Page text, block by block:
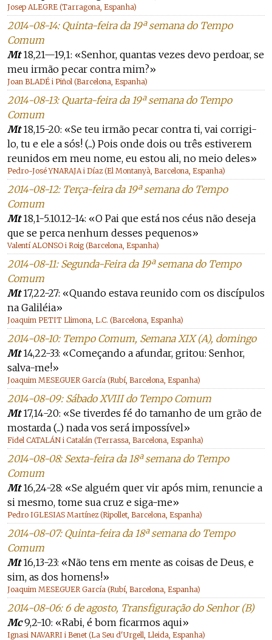
Josep ALEGRE (Tarragona, Espanha)
2014-08-14: Quinta-feira da 19ª semana do Tempo
Comum
Mt18,21—19,1: «Senhor, quantas vezes devo perdoar, se
meu irmão pecar contra mim?»
Joan BLADÉ i Piñol (Barcelona, Espanha)
2014-08-13: Quarta-feira da 19ª semana do Tempo
Comum
Mt18,15-20: «Se teu irmão pecar contra ti, vai corrigi-
lo, tu e ele a sós! (...) Pois onde dois ou três estiverem
reunidos em meu nome, eu estou ali, no meio deles»
Pedro-José YNARAJA i Díaz (El Montanyà, Barcelona, Espanha)
2014-08-12: Terça-feira da 19ª semana do Tempo
Comum
Mt18,1-5.10.12-14: «O Pai que está nos céus não deseja
que se perca nenhum desses pequenos»
Valentí ALONSO i Roig (Barcelona, Espanha)
2014-08-11: Segunda-Feira da 19ª semana do Tempo
Comum
Mt17,22-27: «Quando estava reunido com os discípulos
na Galiléia»
Joaquim PETIT Llimona, L.C. (Barcelona, Espanha)
2014-08-10: Tempo Comum, Semana XIX (A), domingo
Mt14,22-33: «Começando a afundar, gritou: Senhor,
salva-me!»
Joaquim MESEGUER García (Rubí, Barcelona, Espanha)
2014-08-09: Sábado XVIII do Tempo Comum
Mt17,14-20: «Se tiverdes fé do tamanho de um grão de
mostarda (...) nada vos será impossível»
Fidel CATALÁN i Catalán (Terrassa, Barcelona, Espanha)
2014-08-08: Sexta-feira da 18ª semana do Tempo
Comum
Mt16,24-28: «Se alguém quer vir após mim, renuncie a
si mesmo, tome sua cruz e siga-me»
Pedro IGLESIAS Martínez (Ripollet, Barcelona, Espanha)
2014-08-07: Quinta-feira da 18ª semana do Tempo
Comum
Mt16,13-23: «Não tens em mente as coisas de Deus, e
sim, as dos homens!»
Joaquim MESEGUER García (Rubí, Barcelona, Espanha)
2014-08-06: 6 de agosto, Transfiguração do Senhor (B)
Mc9,2-10: «Rabi, é bom ficarmos aqui»
Ignasi NAVARRI i Benet (La Seu d'Urgell, Lleida, Espanha)